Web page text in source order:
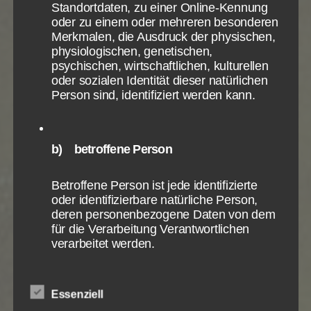
ans Ende seiner eigenen Kraft und seiner eigenen
Möglichkeiten kommen. Dann konnte Jesus ihn
erretten, wie ein Rettungsschwimmer einen
Ertrinkenden.
Hast du diesen Tiefpunkt schon erreicht? Hast du in
eigenem Vermögen und mit eigener Anstrengung
die Macht des Fleisches und der Sünde überwinden
Jesus wird nicht kommen, bevor du nicht am völligen
Ende deiner eigenen Möglichkeiten bist. Erst dann
erscheint dir dein Erlöser. Aber dann wird er sein
Heiligtum betreten und füllen, und alles überwinden
und hinauswerfen, was dort nicht hineingehört!
Die Jünger
Möglichkeiten erlebt. Sie waren völlig an sich selber
Standortdaten, zu einer Online-Kennung
oder zu einem oder mehreren besonderen
Merkmalen, die Ausdruck der physischen,
physiologischen, genetischen,
psychischen, wirtschaftlichen, kulturellen
oder sozialen Identität dieser natürlichen
Person sind, identifiziert werden kann.
b) betroffene Person
Betroffene Person ist jede identifizierte
oder identifizierbare natürliche Person,
deren personenbezogene Daten von dem
für die Verarbeitung Verantwortlichen
verarbeitet werden.
c) Verarbeitung
Essenziell